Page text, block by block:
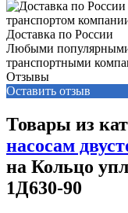
Доставка по России
Любыми
транспортными
Отзывы
Оставить отзыв
Товары из
насосам
на Кольцо
1Д630-90